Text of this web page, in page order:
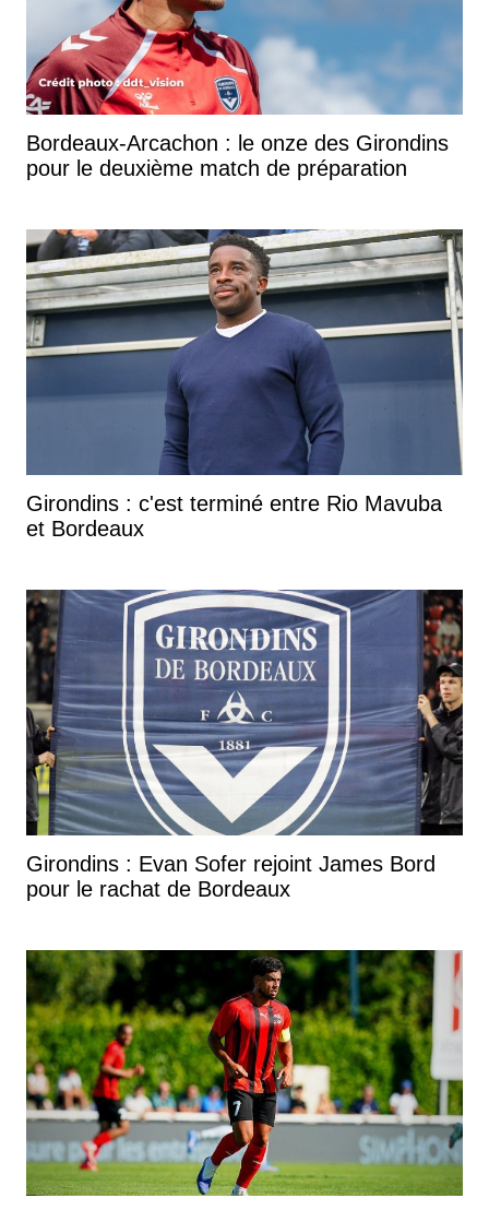
Bordeaux-Arcachon : le onze des Girondins
pour le deuxième match de préparation
Girondins : c'est terminé entre Rio Mavuba
et Bordeaux
Girondins : Evan Sofer rejoint James Bord
pour le rachat de Bordeaux